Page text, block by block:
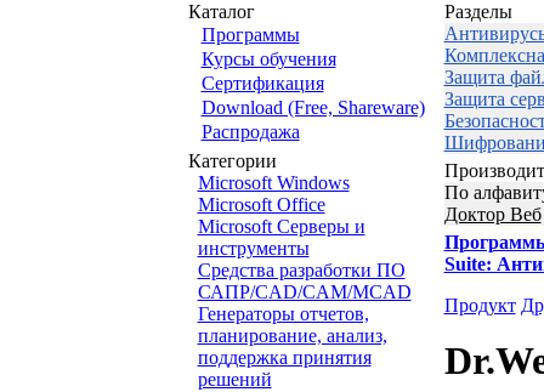
Каталог
Программы
Курсы обучения
Сертификация
Download (Free, Shareware)
Распродажа
Категории
Microsoft Windows
Microsoft Office
Microsoft Серверы и
инструменты
Средства разработки ПО
САПР/CAD/CAM/MCAD
Генераторы отчетов,
планирование, анализ,
поддержка принятия
решений
Разделы
Защита
Защита
По
Доктор Веб
Suite:
Продукт